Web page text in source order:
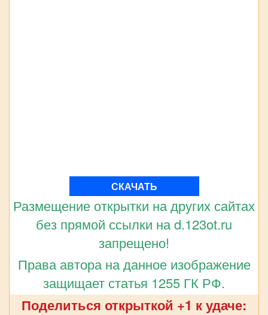
СКАЧАТЬ
Размещение открытки на других сайтах
без прямой ссылки на d.123ot.ru
запрещено!
Права автора на данное изображение
защищает статья 1255 ГК РФ.
Поделиться открыткой +1 к удаче: